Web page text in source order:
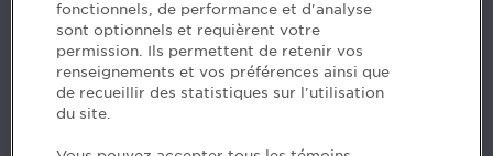
Questions? Ask our team >
Want to make the Order a part of your career? See
our job offers >
fonctionnels, de performance et d'analyse
sont optionnels et requièrent votre
permission. Ils permettent de retenir vos
renseignements et vos préférences ainsi que
de recueillir des statistiques sur l'utilisation
du site.